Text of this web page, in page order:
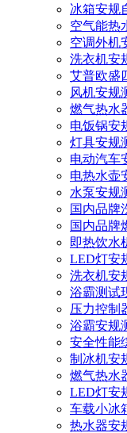
冰箱安规
空气能热
空调外机
洗衣机安
艾普欧盛
风机安规
燃气热水
电饭锅安
灯具安规
电动汽车
电热水壶
水泵安规
国内品牌
国内品牌
即热饮水
LED灯安
洗衣机安
浴霸测试
压力控制
浴霸安规
安全性能
制冰机安
燃气热水
LED灯安
车载小冰
热水器安